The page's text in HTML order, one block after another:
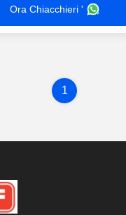
Ora Chiacchieri '
1